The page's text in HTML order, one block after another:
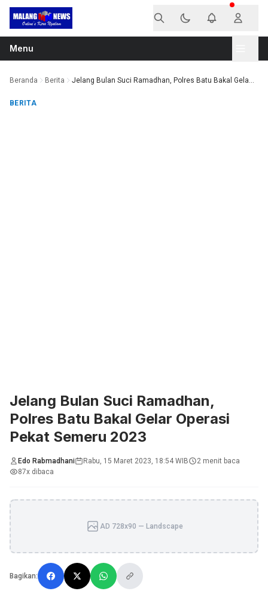
Langsung ke konten
Menu
Beranda Berita Jelang Bulan Suci Ramadhan, Polres Batu Bakal Gela...
BERITA
Jelang Bulan Suci Ramadhan,
Polres Batu Bakal Gelar Operasi
Pekat Semeru 2023
Edo Rabmadhani Rabu, 15 Maret 2023, 18:54 WIB
2 menit baca
87x dibaca
AD 728x90 — Landscape
Bagikan: